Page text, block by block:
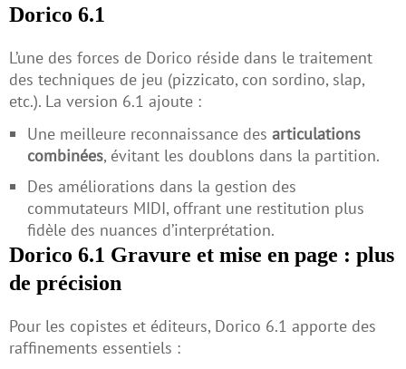
Dorico 6.1
L’une des forces de Dorico réside dans le traitement
des techniques de jeu (pizzicato, con sordino, slap,
etc.). La version 6.1 ajoute :
Une meilleure reconnaissance des articulations
combinées, évitant les doublons dans la partition.
Des améliorations dans la gestion des
commutateurs MIDI, offrant une restitution plus
fidèle des nuances d’interprétation.
Dorico 6.1 Gravure et mise en page : plus
de précision
Pour les copistes et éditeurs, Dorico 6.1 apporte des
raffinements essentiels :